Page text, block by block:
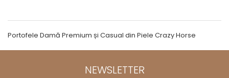
Portofele Damă Premium și Casual din Piele Crazy Horse
NEWSLETTER